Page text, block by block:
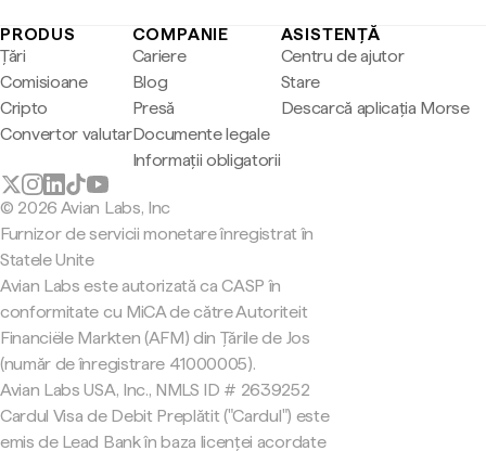
PRODUS
Țări
Comisioane
Cripto
Convertor valutar
COMPANIE
Cariere
Blog
Presă
Documente legale
Informații obligatorii
ASISTENȚĂ
Centru de ajutor
Stare
Descarcă aplicația Morse
© 2026 Avian Labs, Inc
Furnizor de servicii monetare înregistrat în
Statele Unite
Avian Labs este autorizată ca CASP în
conformitate cu MiCA de către Autoriteit
Financiële Markten (AFM) din Țările de Jos
(număr de înregistrare 41000005).
Avian Labs USA, Inc., NMLS ID # 2639252
Cardul Visa de Debit Preplătit ("Cardul") este
emis de Lead Bank în baza licenței acordate